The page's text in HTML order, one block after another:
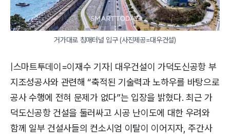
거가대로 침매터널 입구 (사진제공=대우건설)
|스마트투데이=이재수 기자| 대우건설이 가덕도신공항 부
지조성공사와 관련해 “축적된 기술력과 노하우를 바탕으로
공사 수행에 전혀 문제가 없다”는 입장을 밝혔다. 최근 가
덕도신공항 건설을 둘러싸고 시공 난이도에 대한 우려와
함께 일부 건설사들의 컨소시엄 이탈이 이어지자, 주간사